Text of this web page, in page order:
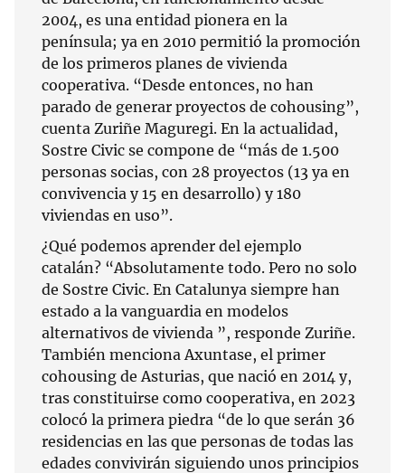
2004, es una entidad pionera en la
península; ya en 2010 permitió la promoción
de los primeros planes de vivienda
cooperativa. “Desde entonces, no han
parado de generar proyectos de cohousing”,
cuenta Zuriñe Maguregi. En la actualidad,
Sostre Civic se compone de “más de 1.500
personas socias, con 28 proyectos (13 ya en
convivencia y 15 en desarrollo) y 180
viviendas en uso”.
¿Qué podemos aprender del ejemplo
catalán? “Absolutamente todo. Pero no solo
de Sostre Civic. En Catalunya siempre han
estado a la vanguardia en modelos
alternativos de vivienda ”, responde Zuriñe.
También menciona Axuntase, el primer
cohousing de Asturias, que nació en 2014 y,
tras constituirse como cooperativa, en 2023
colocó la primera piedra “de lo que serán 36
residencias en las que personas de todas las
edades convivirán siguiendo unos principios